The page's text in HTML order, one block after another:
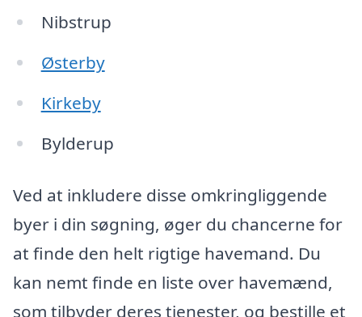
Nibstrup
Østerby
Kirkeby
Bylderup
Ved at inkludere disse omkringliggende
byer i din søgning, øger du chancerne for
at finde den helt rigtige havemand. Du
kan nemt finde en liste over havemænd,
som tilbyder deres tjenester, og bestille et